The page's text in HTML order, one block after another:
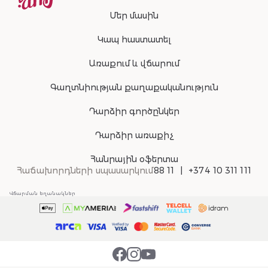
Մեր մասին
Կապ հաստատել
Առաքում և վճարում
Գաղտնիության քաղաքականություն
Դարձիր գործընկեր
Դարձիր առաքիչ
Հանրային օֆերտա
Հաճախորդների սպասարկում88 11 +374 10 311 111
Վճարման եղանակներ